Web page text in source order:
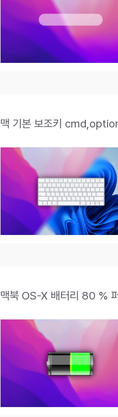
맥 기본 보조키
맥북 OS-X 배터리 80 %